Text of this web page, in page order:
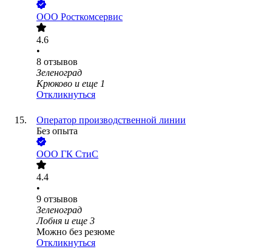
ООО Росткомсервис
4.6
•
8 отзывов
Зеленоград
Крюково и еще 1
Откликнуться
Оператор производственной линии
Без опыта
ООО ГК СтиС
4.4
•
9 отзывов
Зеленоград
Лобня и еще 3
Можно без резюме
Откликнуться